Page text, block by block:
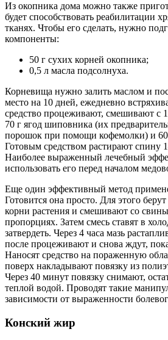
Из окопника дома можно также
будет способствовать реабилитации
тканях. Чтобы его сделать, нужно
компоненты:
50 г сухих корней окопника;
0,5 л масла подсолнуха.
Корневища нужно залить маслом и
место на 10 дней, ежедневно
средство процеживают, смешивают с
70 г ягод шиповника (их
порошок при помощи кофемолки) и 60
Готовым средством растирают спину
Наиболее выраженный лечебный
использовать его перед началом
Еще один эффективный метод
Готовится она просто. Для этого
корни растения и смешивают со
пропорциях. Затем смесь ставят в
затвердеть. Через 4 часа мазь
после процеживают и снова ждут,
Наносят средство на пораженную
поверх накладывают повязку из
Через 40 минут повязку снимают,
теплой водой. Проводят такие
зависимости от выраженности
Конский жир